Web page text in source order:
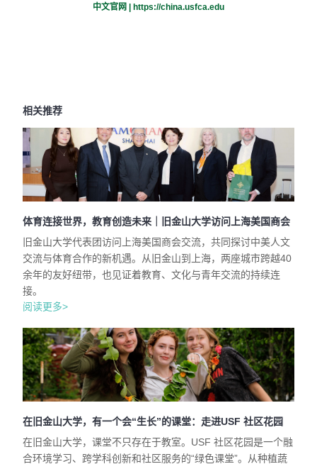
中文官网 |
https://china.usfca.edu
相关推荐
体育连接世界，教育创造未来｜旧金山大学访问上海美国商会
旧金山大学代表团访问上海美国商会交流，共同探讨中美人文
交流与体育合作的新机遇。从旧金山到上海，两座城市跨越40
余年的友好纽带，也见证着教育、文化与青年交流的持续连
接。
阅读更多>
在旧金山大学，有一个会“生长”的课堂：走进USF 社区花园
在旧金山大学，课堂不只存在于教室。USF 社区花园是一个融
合环境学习、跨学科创新和社区服务的“绿色课堂”。从种植蔬